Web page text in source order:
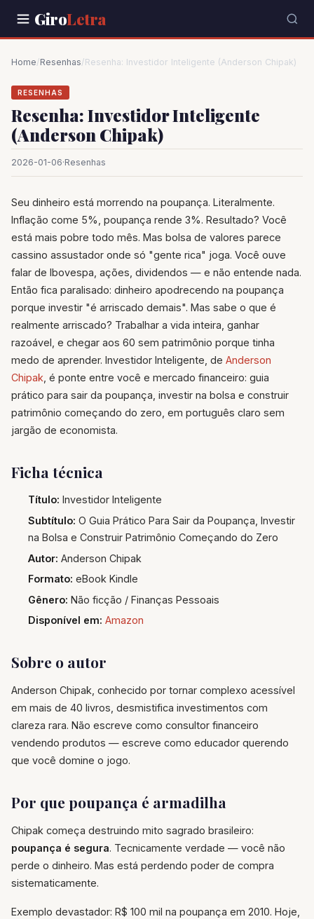
GiroLetra
Home/Resenhas/Resenha: Investidor Inteligente (Anderson Chipak)
RESENHAS
Resenha: Investidor Inteligente
(Anderson Chipak)
2026-01-06·Resenhas
Seu dinheiro está morrendo na poupança. Literalmente.
Inflação come 5%, poupança rende 3%. Resultado? Você
está mais pobre todo mês. Mas bolsa de valores parece
cassino assustador onde só "gente rica" joga. Você ouve
falar de Ibovespa, ações, dividendos — e não entende nada.
Então fica paralisado: dinheiro apodrecendo na poupança
porque investir "é arriscado demais". Mas sabe o que é
realmente arriscado? Trabalhar a vida inteira, ganhar
razoável, e chegar aos 60 sem patrimônio porque tinha
medo de aprender. Investidor Inteligente, de Anderson
Chipak , é ponte entre você e mercado financeiro: guia
prático para sair da poupança, investir na bolsa e construir
patrimônio começando do zero, em português claro sem
jargão de economista.
Ficha técnica
Título: Investidor Inteligente
Subtítulo: O Guia Prático Para Sair da Poupança, Investir
na Bolsa e Construir Patrimônio Começando do Zero
Autor: Anderson Chipak
Formato: eBook Kindle
Gênero: Não ficção / Finanças Pessoais
Disponível em: Amazon
Sobre o autor
Anderson Chipak, conhecido por tornar complexo acessível
em mais de 40 livros, desmistifica investimentos com
clareza rara. Não escreve como consultor financeiro
vendendo produtos — escreve como educador querendo
que você domine o jogo.
Por que poupança é armadilha
Chipak começa destruindo mito sagrado brasileiro:
poupança é segura. Tecnicamente verdade — você não
perde o dinheiro. Mas está perdendo poder de compra
sistematicamente.
Exemplo devastador: R$ 100 mil na poupança em 2010. Hoje,